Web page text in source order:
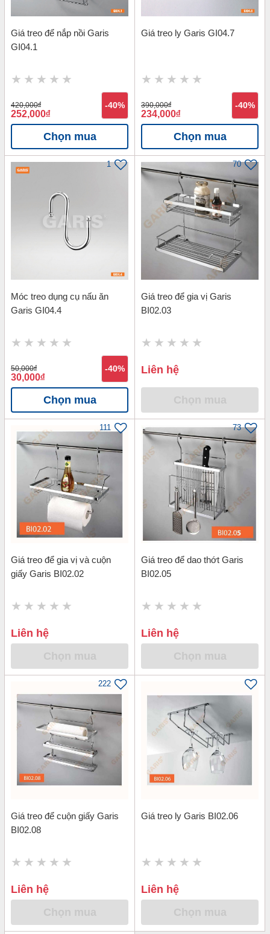
Giá treo để nắp nồi Garis
GI04.1
420,000đ
252,000đ
-40%
Chọn mua
Giá treo ly Garis GI04.7
390,000đ
234,000đ
-40%
Chọn mua
1
Móc treo dụng cụ nấu ăn
Garis GI04.4
50,000đ
30,000đ
-40%
Chọn mua
70
Giá treo để gia vị Garis
BI02.03
Liên hệ
111
Giá treo để gia vị và cuộn
giấy Garis BI02.02
Liên hệ
73
Giá treo để dao thớt Garis
BI02.05
Liên hệ
222
Giá treo để cuộn giấy Garis
BI02.08
Liên hệ
Giá treo ly Garis BI02.06
Liên hệ